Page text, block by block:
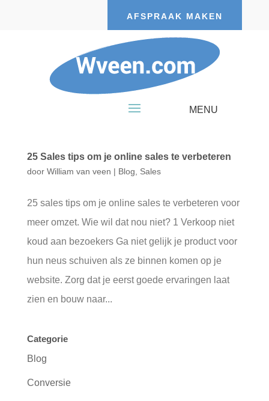
AFSPRAAK MAKEN
25 Sales tips om je online sales te verbeteren
door William van veen | Blog Sales
25 sales tips om je online sales te verbeteren voor
meer omzet. Wie wil dat nou niet? 1 Verkoop niet
koud aan bezoekers Ga niet gelijk je product voor
hun neus schuiven als ze binnen komen op je
website. Zorg dat je eerst goede ervaringen laat
zien en bouw naar...
Categorie
Blog
Conversie